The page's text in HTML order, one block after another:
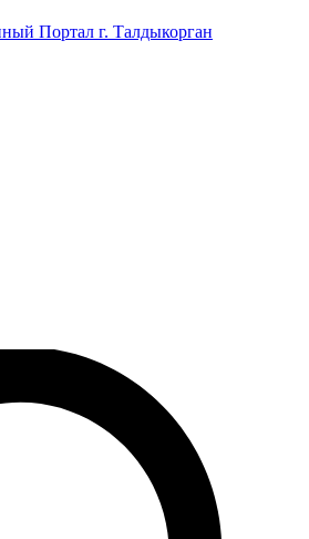
Портал г. Талдыкорган